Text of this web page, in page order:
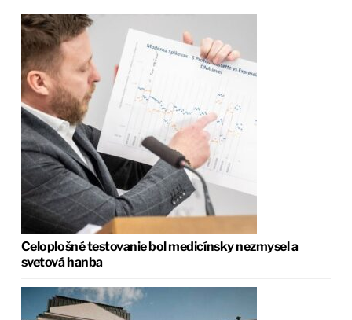
Celoplošné testovanie bol medicínsky nezmysel a
svetová hanba